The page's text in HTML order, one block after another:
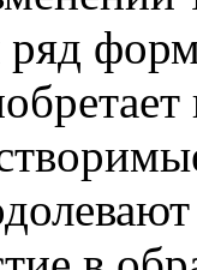
ряд